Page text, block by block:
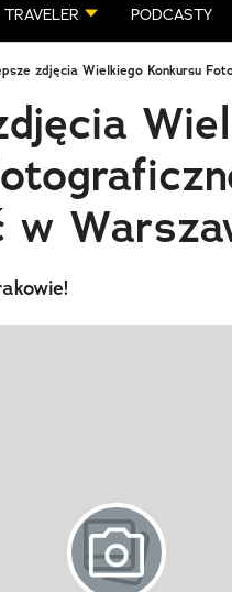
TRAVELER PODCASTY
zdjęcia Wielkiego Konkursu
w